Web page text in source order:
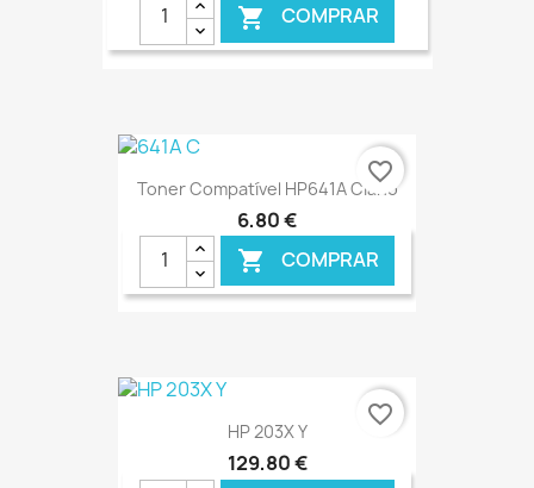
 COMPRAR
Toner Compatível HP641A Ciano
6,80 €
 COMPRAR
€ ONLINE
favorite_border
HP 203X Y
129,80 €
favorite_border